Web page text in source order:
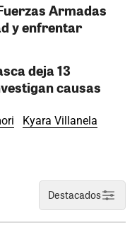
Armadas
y enfrentar
deja 13
causas
Kyara Villanela
Destacados